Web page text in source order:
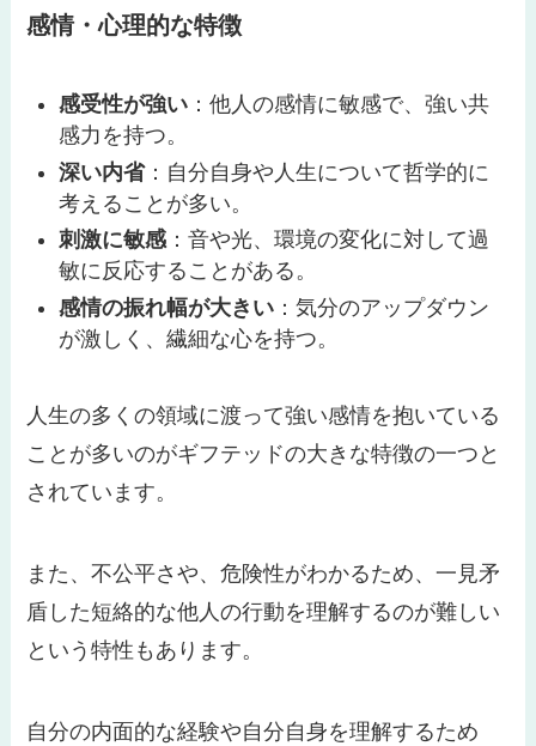
感情・心理的な特徴
感受性が強い ：他人の感情に敏感で、強い共
感力を持つ。
深い内省：自分自身や人生について哲学的に
考えることが多い。
刺激に敏感：音や光、環境の変化に対して過
敏に反応することがある。
感情の振れ幅が大きい ：気分のアップダウン
が激しく、繊細な心を持つ。
人生の多くの領域に渡って強い感情を抱いている
ことが多いのがギフテッドの大きな特徴の一つと
されています。
また、不公平さや、危険性がわかるため、一見矛
盾した短絡的な他人の行動を理解するのが難しい
という特性もあります。
自分の内面的な経験や自分自身を理解するため